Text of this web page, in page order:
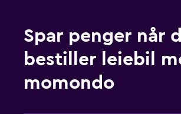
Spar penger når
bestiller leiebil
momondo